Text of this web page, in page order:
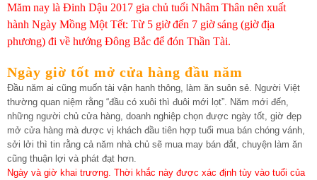
Măm nay là Đinh Dậu 2017 gia chủ tuổi Nhâm Thân nên xuất
hành Ngày Mồng Một Tết: Từ 5 giờ đến 7 giờ sáng (giờ địa
phương) đi về hướng Đông Bắc để đón Thần Tài.
Ngày giờ tốt mở cửa hàng đầu năm
Đầu năm ai cũng muốn tài vận hanh thông, làm ăn suôn sẻ. Người Việt
thường quan niệm rằng “đầu có xuôi thì đuôi mới lọt”. Năm mới đến,
những người chủ cửa hàng, doanh nghiệp chọn được ngày tốt, giờ đẹp
mở cửa hàng mà được vị khách đầu tiên hợp tuổi mua bán chóng vánh,
sởi lởi thì tin rằng cả năm nhà chủ sẽ mua may bán đắt, chuyện làm ăn
cũng thuận lợi và phát đạt hơn.
Ngày và giờ khai trương. Thời khắc này được xác định tùy vào tuổi của